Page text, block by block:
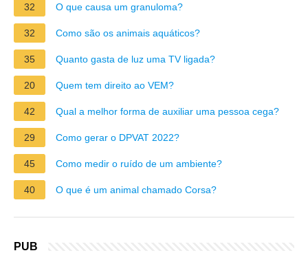
32 O que causa um granuloma?
32 Como são os animais aquáticos?
35 Quanto gasta de luz uma TV ligada?
20 Quem tem direito ao VEM?
42 Qual a melhor forma de auxiliar uma pessoa cega?
29 Como gerar o DPVAT 2022?
45 Como medir o ruído de um ambiente?
40 O que é um animal chamado Corsa?
PUB